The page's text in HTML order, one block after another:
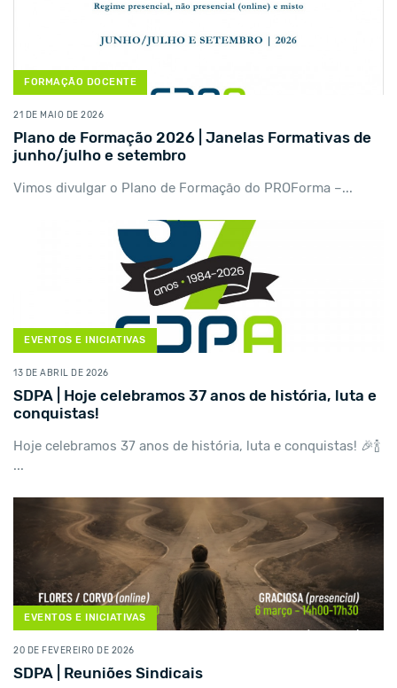
FORMAÇÃO DOCENTE
21 DE MAIO DE 2026
Plano de Formação 2026 | Janelas Formativas de
junho/julho e setembro
Vimos divulgar o Plano de Formação do PROForma –...
EVENTOS E INICIATIVAS
13 DE ABRIL DE 2026
SDPA | Hoje celebramos 37 anos de história, luta e
conquistas!
Hoje celebramos 37 anos de história, luta e conquistas! 🎉🍾
...
EVENTOS E INICIATIVAS
20 DE FEVEREIRO DE 2026
SDPA | Reuniões Sindicais